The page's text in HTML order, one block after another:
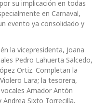
su implicación en todas
en Carnaval,
evento ya consolidado y
la vicepresidenta, Joana
Pedro Lahuerta Salcedo,
Ortiz. Completan la
Lara; la tesorera,
Amador Antón
Sixto Torrecilla.